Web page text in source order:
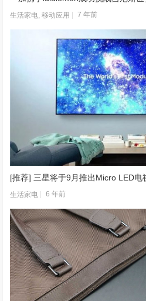
生活家电 ,移动应用 7 年前
[推荐] 三星将于9月推出Micro LED电
生活家电 6 年前